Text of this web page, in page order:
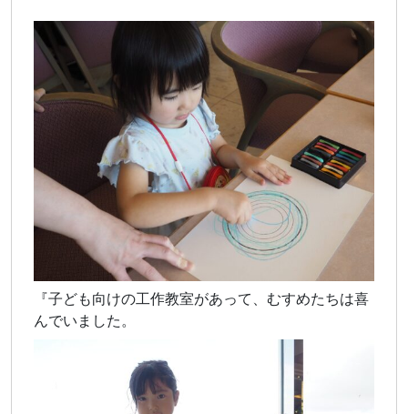
『子ども向けの工作教室があって、むすめたちは喜
んでいました。